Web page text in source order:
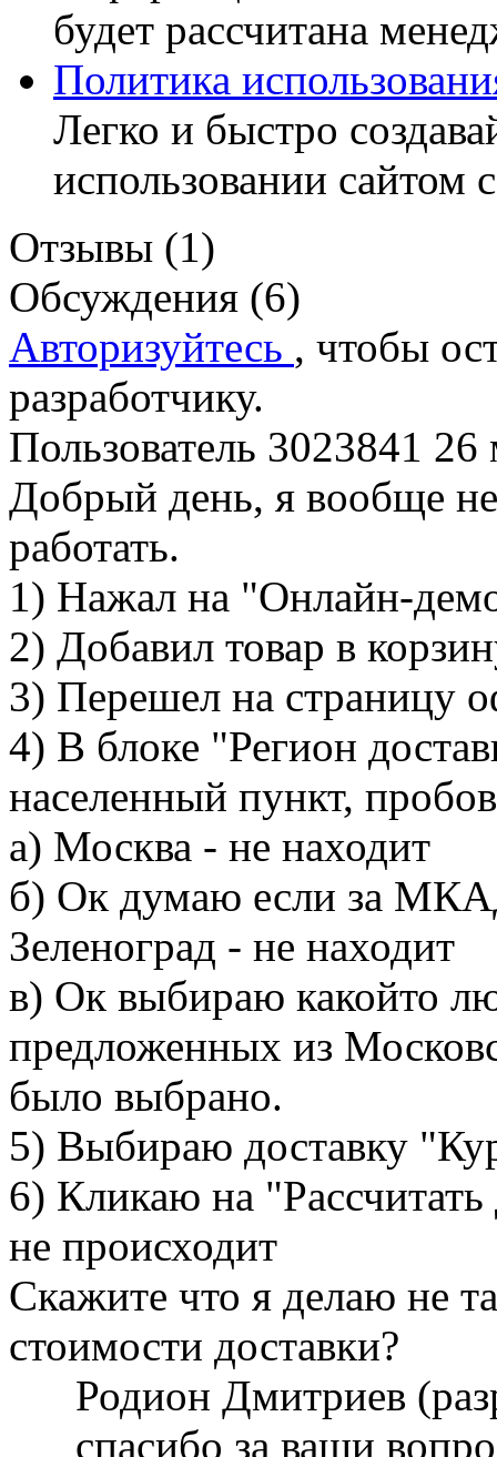
будет рассчитана
Политика
Легко и быстро
использовании сайтом
Отзывы (1)
Обсуждения (6)
Авторизуйтесь , чтобы
разработчику.
Пользователь 3023841 26
Добрый день, я вообще
работать.
1) Нажал на "Онлайн-
2) Добавил товар в
3) Перешел на страницу
4) В блоке "Регион
населенный пункт,
а) Москва - не находит
б) Ок думаю если за
Зеленоград - не находит
в) Ок выбираю какойто
предложенных из
было выбрано.
5) Выбираю доставку
6) Кликаю на
не происходит
Скажите что я делаю не
стоимости доставки?
Родион Дмитриев
спасибо за ваши